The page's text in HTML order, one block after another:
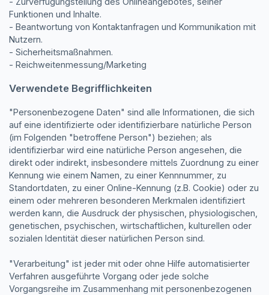
Funktionen und Inhalte.
- Beantwortung von Kontaktanfragen und Kommunikation mit
Nutzern.
- Sicherheitsmaßnahmen.
- Reichweitenmessung/Marketing
Verwendete Begrifflichkeiten
"Personenbezogene Daten" sind alle Informationen, die sich
auf eine identifizierte oder identifizierbare natürliche Person
(im Folgenden "betroffene Person") beziehen; als
identifizierbar wird eine natürliche Person angesehen, die
direkt oder indirekt, insbesondere mittels Zuordnung zu einer
Kennung wie einem Namen, zu einer Kennnummer, zu
Standortdaten, zu einer Online-Kennung (z.B. Cookie) oder zu
einem oder mehreren besonderen Merkmalen identifiziert
werden kann, die Ausdruck der physischen, physiologischen,
genetischen, psychischen, wirtschaftlichen, kulturellen oder
sozialen Identität dieser natürlichen Person sind.
"Verarbeitung" ist jeder mit oder ohne Hilfe automatisierter
Verfahren ausgeführte Vorgang oder jede solche
Vorgangsreihe im Zusammenhang mit personenbezogenen